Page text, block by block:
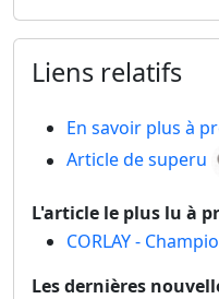
Liens relatifs
En savoir plus à
Article de superu
L'article le plus lu à
CORLAY -
Les dernières